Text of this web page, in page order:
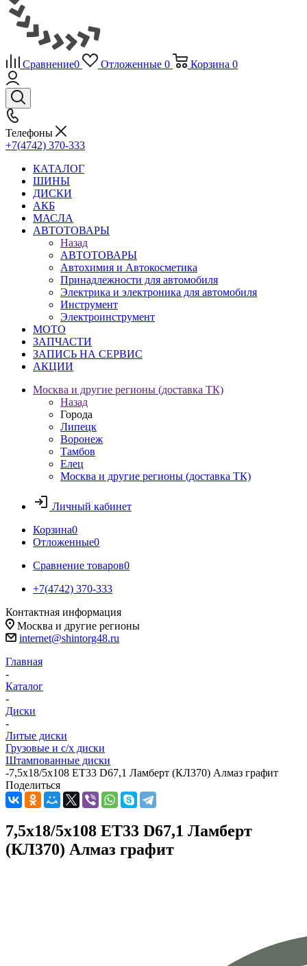
Сравнение0 Отложенные 0 Корзина 0
Телефоны
+7(4742) 370-333
КАТАЛОГ
ШИНЫ
ДИСКИ
АКБ
МАСЛА
АВТОТОВАРЫ
Назад
АВТОТОВАРЫ
Автохимия и Автокосметика
Принадлежности для автомобиля
Электрика и электроника для автомобиля
Инструмент
Электроинструмент
МОТО
ЗАПЧАСТИ
ЗАПИСЬ НА СЕРВИС
АКЦИИ
Москва и другие регионы (доставка ТК)
Назад
Города
Липецк
Воронеж
Тамбов
Елец
Москва и другие регионы (доставка ТК)
Личный кабинет
Корзина0
Отложенные0
Сравнение товаров0
+7(4742) 370-333
Контактная информация
Москва и другие регионы
internet@shintorg48.ru
Главная
-
Каталог
-
Диски
-
Литые диски
Грузовые и с/х диски
Штампованные диски
-7,5x18/5x108 ET33 D67,1 Ламберт (КЛ370) Алмаз графит
Поделиться
7,5x18/5x108 ET33 D67,1 Ламберт
(КЛ370) Алмаз графит